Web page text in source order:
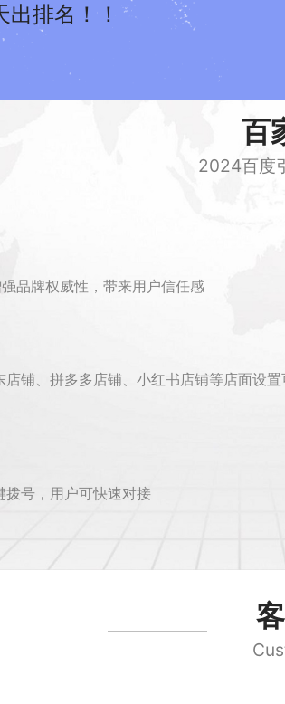
出排名！！
百
2024百度
品牌权威性，带来用户信任感
铺、拼多多店铺、小红书店铺等店面设置
拨号，用户可快速对接